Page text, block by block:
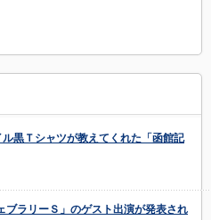
黒Ｔシャツが教えてくれた「函館記
ブラリーＳ」のゲスト出演が発表され